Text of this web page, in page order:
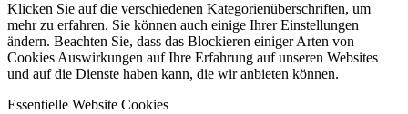
Klicken Sie auf die verschiedenen Kategorienüberschriften, um
mehr zu erfahren. Sie können auch einige Ihrer Einstellungen
ändern. Beachten Sie, dass das Blockieren einiger Arten von
Cookies Auswirkungen auf Ihre Erfahrung auf unseren Websites
und auf die Dienste haben kann, die wir anbieten können.
Essentielle Website Cookies